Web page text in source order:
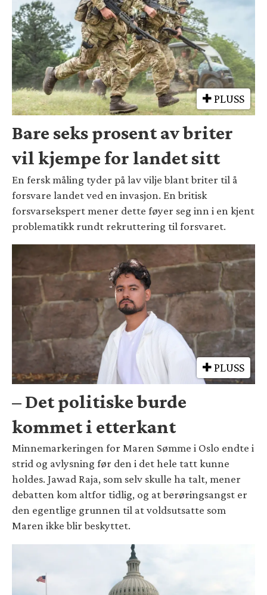
PLUSS
Bare seks prosent av briter
vil kjempe for landet sitt
En fersk måling tyder på lav vilje blant briter til å
forsvare landet ved en invasjon. En britisk
forsvarsekspert mener dette føyer seg inn i en kjent
problematikk rundt rekruttering til forsvaret.
PLUSS
– Det politiske burde
kommet i etterkant
Minnemarkeringen for Maren Sømme i Oslo endte i
strid og avlysning før den i det hele tatt kunne
holdes. Jawad Raja, som selv skulle ha talt, mener
debatten kom altfor tidlig, og at berøringsangst er
den egentlige grunnen til at voldsutsatte som
Maren ikke blir beskyttet.